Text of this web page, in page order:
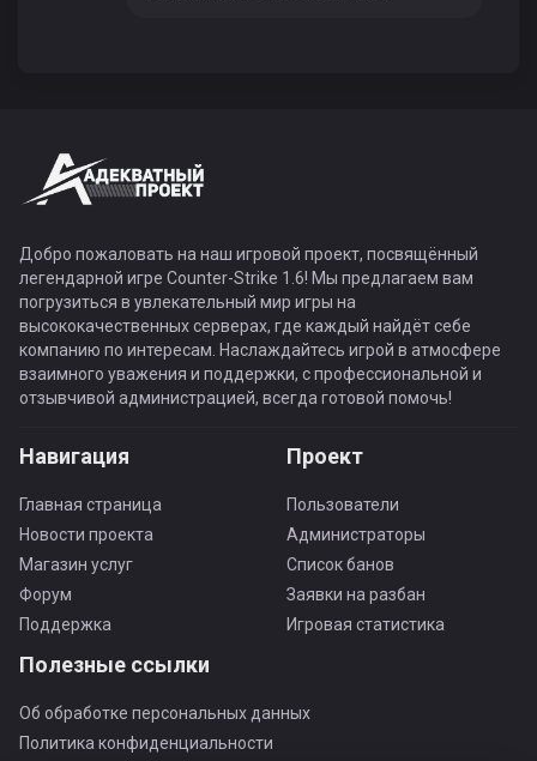
Добро пожаловать на наш игровой проект, посвящённый
легендарной игре Counter-Strike 1.6! Мы предлагаем вам
погрузиться в увлекательный мир игры на
высококачественных серверах, где каждый найдёт себе
компанию по интересам. Наслаждайтесь игрой в атмосфере
взаимного уважения и поддержки, с профессиональной и
отзывчивой администрацией, всегда готовой помочь!
Навигация
Главная страница
Новости проекта
Магазин услуг
Форум
Поддержка
Проект
Пользователи
Администраторы
Список банов
Заявки на разбан
Игровая статистика
Полезные ссылки
Об обработке персональных данных
Политика конфиденциальности